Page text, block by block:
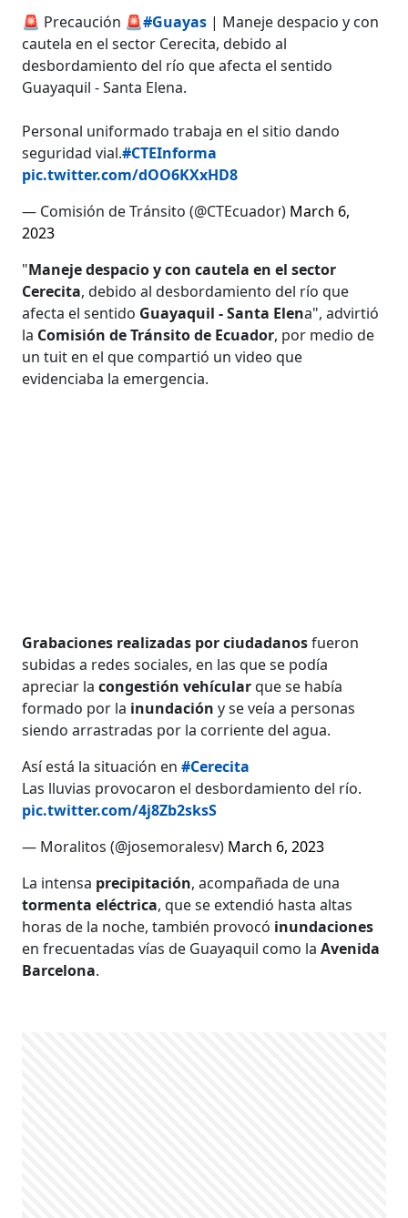
🚨 Precaución 🚨#Guayas | Maneje despacio y con
cautela en el sector Cerecita, debido al
desbordamiento del río que afecta el sentido
Guayaquil - Santa Elena.
Personal uniformado trabaja en el sitio dando
seguridad vial.#CTEInforma
pic.twitter.com/dOO6KXxHD8
— Comisión de Tránsito (@CTEcuador) March 6,
2023
"Maneje despacio y con cautela en el sector
Cerecita, debido al desbordamiento del río que
afecta el sentido Guayaquil - Santa Elena", advirtió
la Comisión de Tránsito de Ecuador, por medio de
un tuit en el que compartió un video que
evidenciaba la emergencia.
Grabaciones realizadas por ciudadanosfueron
subidas a redes sociales, en las que se podía
apreciar lacongestión vehícularque se había
formado por la inundacióny se veía a personas
siendo arrastradas por la corriente del agua.
Así está la situación en#Cerecita
Las lluvias provocaron el desbordamiento del río.
pic.twitter.com/4j8Zb2sksS
— Moralitos (@josemoralesv) March 6, 2023
La intensa precipitación, acompañada de una
tormenta eléctrica, que se extendió hasta altas
horas de la noche, también provocó inundaciones
en frecuentadas vías de Guayaquil como laAvenida
Barcelona.